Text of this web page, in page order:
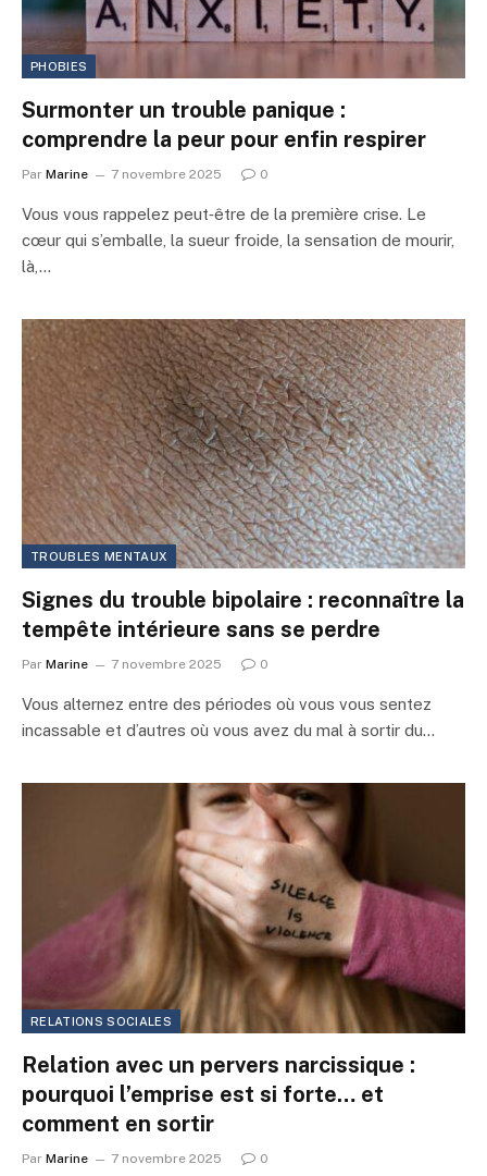
PHOBIES
Surmonter un trouble panique :
comprendre la peur pour enfin respirer
Par Marine 7 novembre 2025 0
Vous vous rappelez peut‑être de la première crise. Le
cœur qui s’emballe, la sueur froide, la sensation de mourir,
là,…
TROUBLES MENTAUX
Signes du trouble bipolaire : reconnaître la
tempête intérieure sans se perdre
Par Marine 7 novembre 2025 0
Vous alternez entre des périodes où vous vous sentez
incassable et d’autres où vous avez du mal à sortir du…
RELATIONS SOCIALES
Relation avec un pervers narcissique :
pourquoi l’emprise est si forte… et
comment en sortir
Par Marine 7 novembre 2025 0